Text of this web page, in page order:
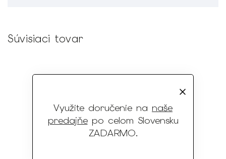
Využite doručenie na naše
predajňepo celom Slovensku
ZADARMO.
Súvisiaci tovar